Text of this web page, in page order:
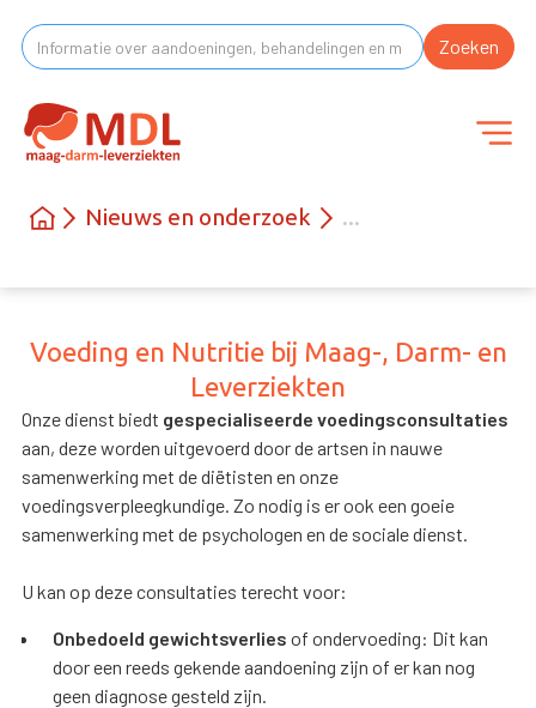
Nieuws en onderzoek ...
Voeding en Nutritie bij Maag-, Darm- en
Leverziekten
Onze dienst biedt gespecialiseerde voedingsconsultaties
aan, deze worden uitgevoerd door de artsen in nauwe
samenwerking met de diëtisten en onze
voedingsverpleegkundige. Zo nodig is er ook een goeie
samenwerking met de psychologen en de sociale dienst.
U kan op deze consultaties terecht voor:
Onbedoeld gewichtsverlies of ondervoeding: Dit kan
door een reeds gekende aandoening zijn of er kan nog
geen diagnose gesteld zijn.